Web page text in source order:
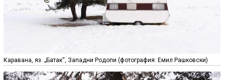
Каравана, яз. „Батак“, Западни Родопи (фотография: Емил Рашковски)